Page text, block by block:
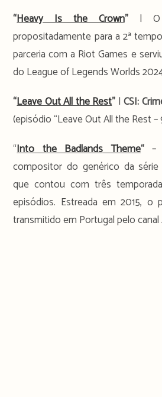
“Heavy Is the Crown”| O
propositadamente para a 2ª
parceria com a Riot Games e
do League of Legends Worlds
“Leave Out All the Rest” |CSI:
(episódio “Leave Out All the Rest –
“Into the Badlands Theme“–
compositor do genérico da
que contou com três
episódios. Estreada em 2015, o
transmitido em Portugal pelo canal